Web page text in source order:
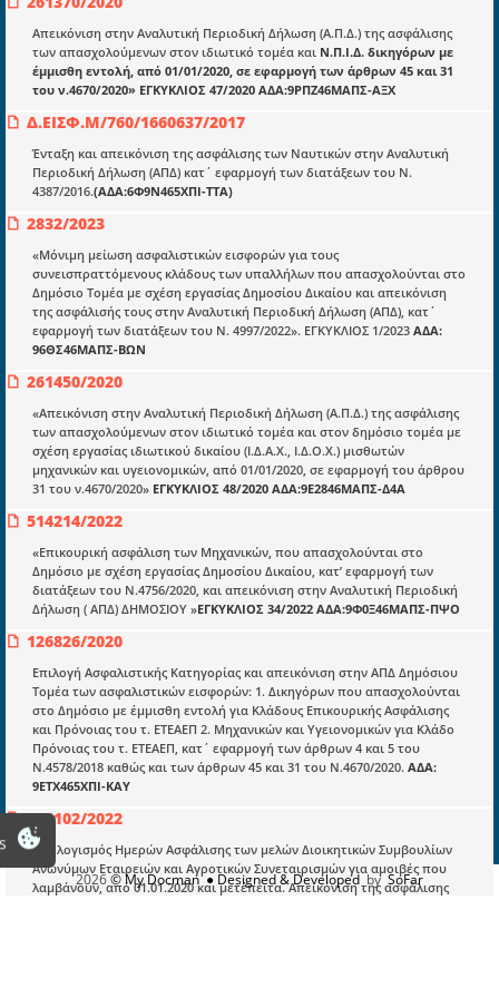
Απεικόνιση στην Αναλυτική Περιοδική Δήλωση (Α.Π.Δ.) της ασφάλισης
των απασχολούμενων στον ιδιωτικό τομέα και Ν.Π.Ι.Δ. δικηγόρων με
έμμισθη εντολή, από 01/01/2020, σε εφαρμογή των άρθρων 45 και 31
του ν.4670/2020» ΕΓΚΥΚΛΙΟΣ 47/2020​ ΑΔΑ:9ΡΠΖ46ΜΑΠΣ-ΑΞΧ
Δ.ΕΙΣΦ.Μ/760/1660637/2017
Ένταξη και απεικόνιση της ασφάλισης των Ναυτικών στην Αναλυτική
Περιοδική Δήλωση (ΑΠΔ) κατ΄ εφαρμογή των διατάξεων του Ν.
4387/2016.(ΑΔΑ:6Φ9Ν465ΧΠΙ-ΤΤΑ)
2832/2023
«Μόνιμη μείωση ασφαλιστικών εισφορών για τους
συνεισπραττόμενους κλάδους των υπαλλήλων που απασχολούνται στο
Δημόσιο Τομέα με σχέση εργασίας Δημοσίου Δικαίου και απεικόνιση
της ασφάλισής τους στην Αναλυτική Περιοδική Δήλωση (ΑΠΔ), κατ΄
εφαρμογή των διατάξεων του Ν. 4997/2022». ΕΓΚΥΚΛΙΟΣ 1/2023 ΑΔΑ:
96ΘΣ46ΜΑΠΣ-ΒΩΝ
261450/2020
«Απεικόνιση στην Αναλυτική Περιοδική Δήλωση (Α.Π.Δ.) της ασφάλισης
των απασχολούμενων στον ιδιωτικό τομέα και στον δημόσιο τομέα με
σχέση εργασίας ιδιωτικού δικαίου (Ι.Δ.Α.Χ., Ι.Δ.Ο.Χ.) μισθωτών
μηχανικών και υγειονομικών, από 01/01/2020, σε εφαρμογή του άρθρου
31 του ν.4670/2020» ΕΓΚΥΚΛΙΟΣ 48/2020 ΑΔΑ:9Ε2846ΜΑΠΣ-Δ4Α
514214/2022
«Επικουρική ασφάλιση των Μηχανικών, που απασχολούνται στο
Δημόσιο με σχέση εργασίας Δημοσίου Δικαίου, κατ’ εφαρμογή των
διατάξεων του Ν.4756/2020, και απεικόνιση στην Αναλυτική Περιοδική
Δήλωση ( ΑΠΔ) ΔΗΜΟΣΙΟΥ »ΕΓΚΥΚΛΙΟΣ 34/2022 ΑΔΑ:9Φ0Ξ46ΜΑΠΣ-ΠΨΟ
126826/2020
Επιλογή Ασφαλιστικής Κατηγορίας και απεικόνιση στην ΑΠΔ Δημόσιου
Τομέα των ασφαλιστικών εισφορών: 1. Δικηγόρων που απασχολούνται
στο Δημόσιο με έμμισθη εντολή για Kλάδους Επικουρικής Ασφάλισης
και Πρόνοιας του τ. ΕΤΕΑΕΠ 2. Μηχανικών και Υγειονομικών για Kλάδο
Πρόνοιας του τ. ΕΤΕΑΕΠ, κατ΄ εφαρμογή των άρθρων 4 και 5 του
Ν.4578/2018 καθώς και των άρθρων 45 και 31 του Ν.4670/2020. ΑΔΑ:
9ΕΤΧ465ΧΠΙ-ΚΑΥ
588102/2022
Υπολογισμός Ημερών Ασφάλισης των μελών Διοικητικών Συμβουλίων
Ανωνύμων Εταιρειών και Αγροτικών Συνεταιρισμών για αμοιβές που
λαμβάνουν, από 01.01.2020 και μετέπειτα. Απεικόνιση της ασφάλισης
mydocmangr@gmail.com
Docman.gr
Ποιοί είμαστε;
Μια πολυετής εθελοντική προσπάθεια που
μετατράπηκε σε επιχειρηματική οντότητα και φιλοδοξεί να συμβάλλει
στην διάδοση της γνώσης.
Ενότητες
Επικαιρότητα
Νόμοι και προεδρικά διατάγματα
Υπουργικές αποφάσεις
Πληροφορίες
Είσοδος
Εγγραφή
Οδηγίες Εγγραφής
Βοηθός Αναζήτησης
Οροι χρησης ιστοτοπου
2026© My Docman● Designed & DevelopedbySoFar